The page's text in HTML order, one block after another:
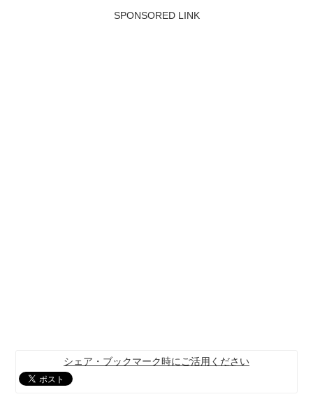
SPONSORED LINK
シェア・ブックマーク時にご活用ください